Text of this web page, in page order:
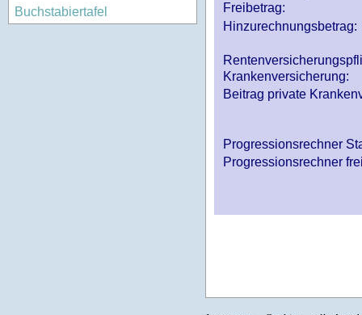
Buchstabiertafel
Freibetrag:
Hinzurechnungsbetrag:
Krankenversicherung:
Beitrag private
Progressionsrechner
Progressionsrechner